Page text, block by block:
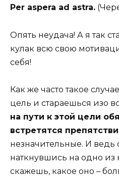
Per aspera ad astra.
Опять неудача! А я так
кулак всю свою
себя!
Как же часто такое
цель и стараешься изо
на пути к этой цели
встретятся
незначительные. И ведь
наткнувшись на одно из
скажешь, какое оно –